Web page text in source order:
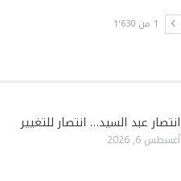
1 من 1٬630
انتصار عبد السيد… انتصار للتغيير
أغسطس 6, 2026